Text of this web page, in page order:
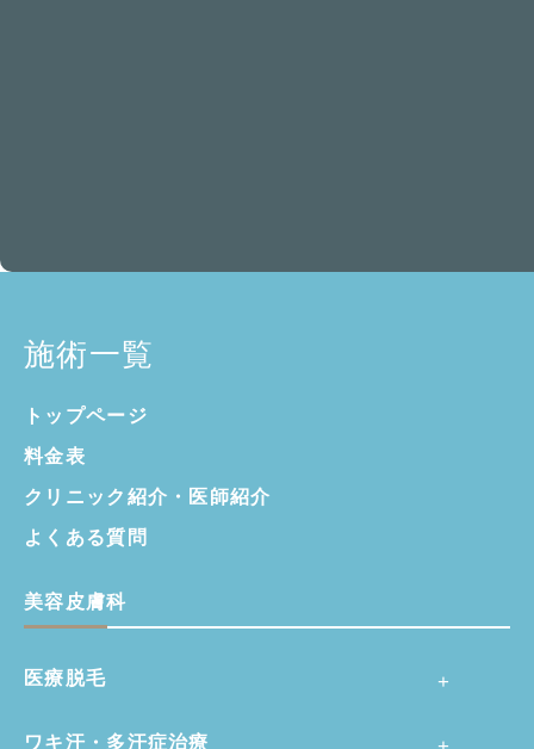
施術一覧
トップページ
料金表
クリニック紹介・ 医師紹介
よくある質問
美容皮膚科
医療脱毛
ワキ汗・多汗症治療